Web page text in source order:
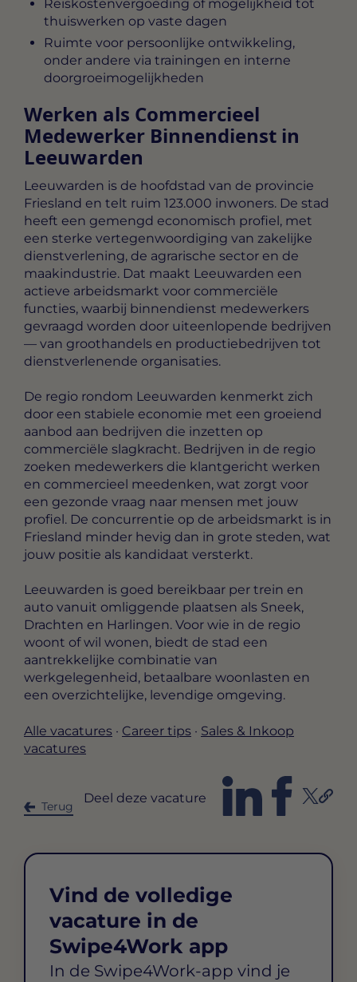
Reiskostenvergoeding of mogelijkheid tot
thuiswerken op vaste dagen
Ruimte voor persoonlijke ontwikkeling,
onder andere via trainingen en interne
doorgroeimogelijkheden
Werken als Commercieel
Medewerker Binnendienst in
Leeuwarden
Leeuwarden is de hoofdstad van de provincie
Friesland en telt ruim 123.000 inwoners. De stad
heeft een gemengd economisch profiel, met
een sterke vertegenwoordiging van zakelijke
dienstverlening, de agrarische sector en de
maakindustrie. Dat maakt Leeuwarden een
actieve arbeidsmarkt voor commerciële
functies, waarbij binnendienst medewerkers
gevraagd worden door uiteenlopende bedrijven
— van groothandels en productiebedrijven tot
dienstverlenende organisaties.
De regio rondom Leeuwarden kenmerkt zich
door een stabiele economie met een groeiend
aanbod aan bedrijven die inzetten op
commerciële slagkracht. Bedrijven in de regio
zoeken medewerkers die klantgericht werken
en commercieel meedenken, wat zorgt voor
een gezonde vraag naar mensen met jouw
profiel. De concurrentie op de arbeidsmarkt is in
Friesland minder hevig dan in grote steden, wat
jouw positie als kandidaat versterkt.
Leeuwarden is goed bereikbaar per trein en
auto vanuit omliggende plaatsen als Sneek,
Drachten en Harlingen. Voor wie in de regio
woont of wil wonen, biedt de stad een
aantrekkelijke combinatie van
werkgelegenheid, betaalbare woonlasten en
een overzichtelijke, levendige omgeving.
Alle vacatures · Career tips · Sales & Inkoop
vacatures
Terug
Deel deze vacature
Vind de volledige
vacature in de
Swipe4Work app
In de Swipe4Work-app vind je